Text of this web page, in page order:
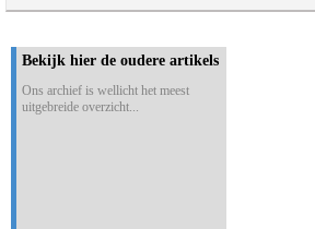
Bekijk hier de oudere artikels
Ons archief is wellicht het meest
uitgebreide overzicht...